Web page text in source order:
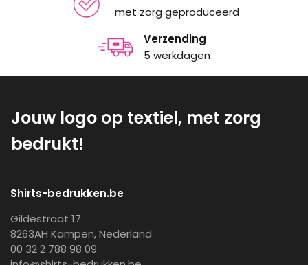
met zorg geproduceerd
Verzending
5 werkdagen
Jouw logo op textiel, met zorg
bedrukt!
Shirts-bedrukken.be
Gildestraat 17
8263AH Kampen, Nederland
00 32 2 788 98 09